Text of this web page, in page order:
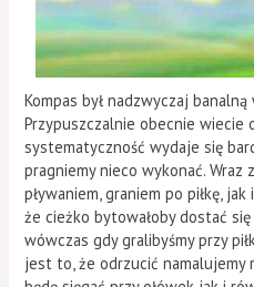
Kompas był nadzwyczaj
Przypuszczalnie obecnie wiecie
systematyczność wydaje się
pragniemy nieco wykonać. Wraz
pływaniem, graniem po piłkę,
że cieżko bytowałoby dostać
wówczas gdy gralibyśmy przy
jest to, że odrzucić